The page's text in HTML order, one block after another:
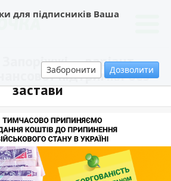
для підписників Ваша
Заборонити Дозволити
Запоріжжі — варіант
підтримки без
застави